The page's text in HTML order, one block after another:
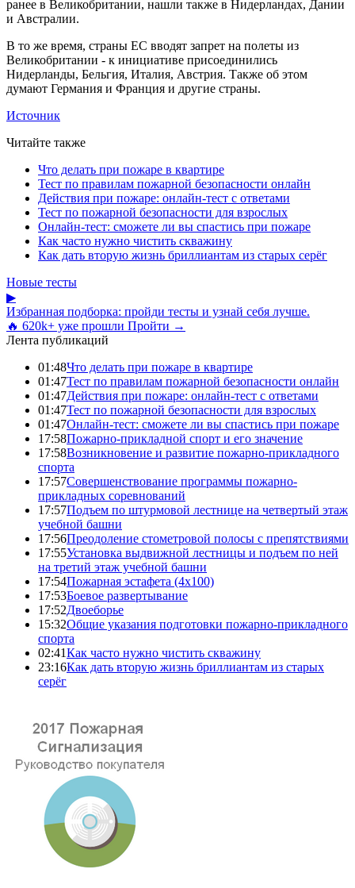
ранее в Великобритании, нашли также в Нидерландах, Дании
и Австралии.
В то же время, страны ЕС вводят запрет на полеты из
Великобритании - к инициативе присоединились
Нидерланды, Бельгия, Италия, Австрия. Также об этом
думают Германия и Франция и другие страны.
Источник
Читайте также
Что делать при пожаре в квартире
Тест по правилам пожарной безопасности онлайн
Действия при пожаре: онлайн-тест с ответами
Тест по пожарной безопасности для взрослых
Онлайн-тест: сможете ли вы спастись при пожаре
Как часто нужно чистить скважину
Как дать вторую жизнь бриллиантам из старых серёг
Новые тесты
▶
Избранная подборка: пройди тесты и узнай себя лучше.
🔥 620k+ уже прошли Пройти →
Лента публикаций
01:48Что делать при пожаре в квартире
01:47Тест по правилам пожарной безопасности онлайн
01:47Действия при пожаре: онлайн-тест с ответами
01:47Тест по пожарной безопасности для взрослых
01:47Онлайн-тест: сможете ли вы спастись при пожаре
17:58Пожарно-прикладной спорт и его значение
17:58Возникновение и развитие пожарно-прикладного
спорта
17:57Совершенствование программы пожарно-
прикладных соревнований
17:57Подъем по штурмовой лестнице на четвертый этаж
учебной башни
17:56Преодоление стометровой полосы с препятствиями
17:55Установка выдвижной лестницы и подъем по ней
на третий этаж учебной башни
17:54Пожарная эстафета (4x100)
17:53Боевое развертывание
17:52Двоеборье
15:32Общие указания подготовки пожарно-прикладного
спорта
02:41Как часто нужно чистить скважину
23:16Как дать вторую жизнь бриллиантам из старых
серёг